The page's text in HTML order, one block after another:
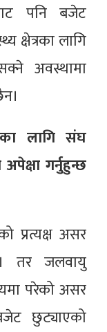
पनि बजेट
क्षेत्रका लागि
अवस्थामा
लागि संघ
गर्नुहुन्छ
प्रत्यक्ष असर
तर जलवायु
परेको असर
छुट्याएको